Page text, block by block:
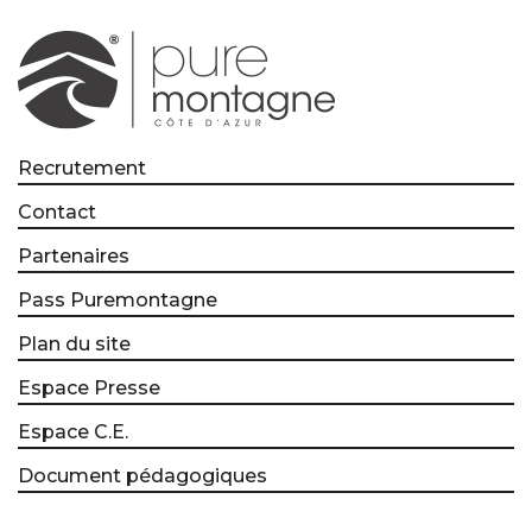
Recrutement
Contact
Partenaires
Pass Puremontagne
Plan du site
Espace Presse
Espace C.E.
Document pédagogiques